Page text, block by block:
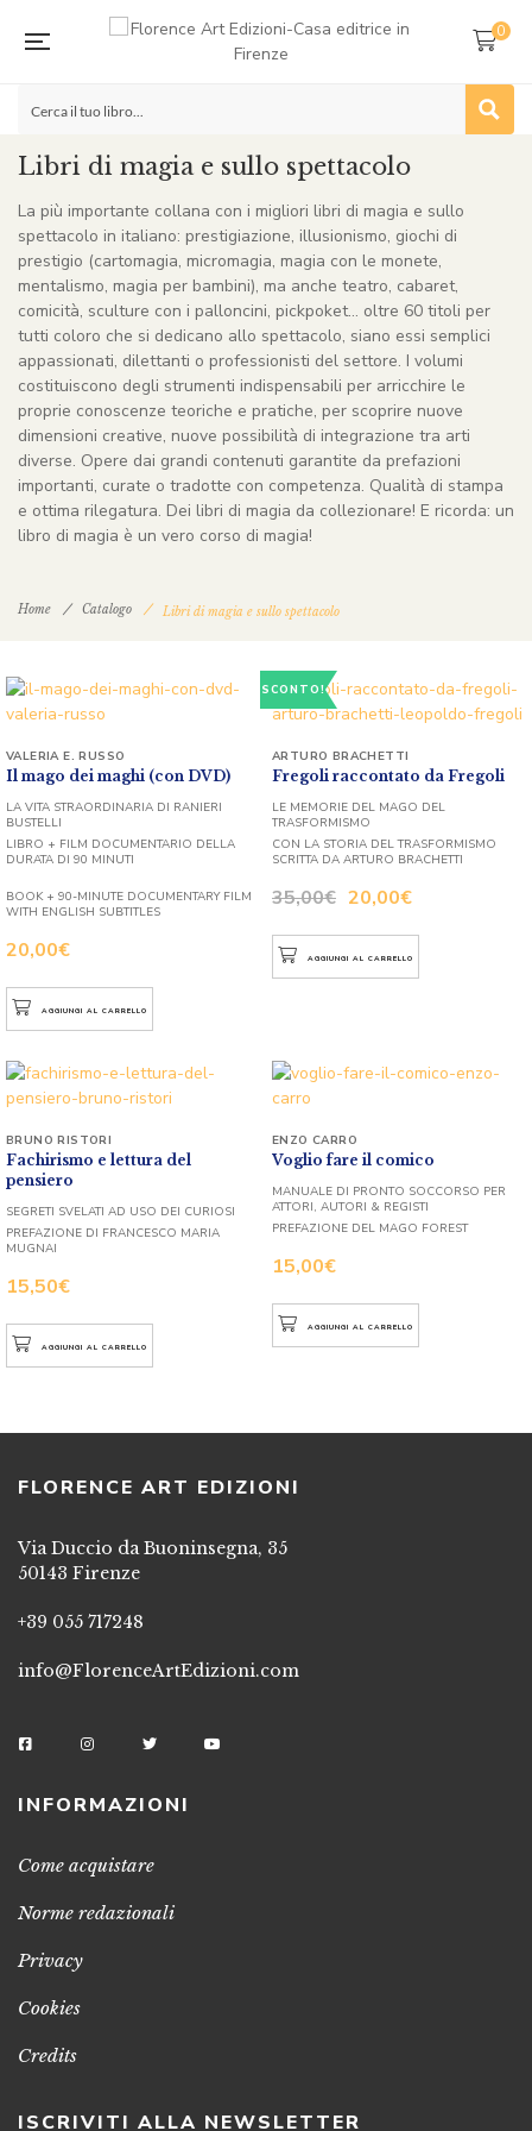
0
Libri di magia e sullo spettacolo
La più importante collana con i migliori libri di magia e sullo
spettacolo in italiano: prestigiazione, illusionismo, giochi di
prestigio (cartomagia, micromagia, magia con le monete,
mentalismo, magia per bambini), ma anche teatro, cabaret,
comicità, sculture con i palloncini, pickpoket… oltre 60 titoli per
tutti coloro che si dedicano allo spettacolo, siano essi semplici
appassionati, dilettanti o professionisti del settore. I volumi
costituiscono degli strumenti indispensabili per arricchire le
proprie conoscenze teoriche e pratiche, per scoprire nuove
dimensioni creative, nuove possibilità di integrazione tra arti
diverse. Opere dai grandi contenuti garantite da prefazioni
importanti, curate o tradotte con competenza. Qualità di stampa
e ottima rilegatura. Dei libri di magia da collezionare! E ricorda: un
libro di magia è un vero corso di magia!
Home Catalogo Libri di magia e sullo spettacolo
Il mago dei maghi (con DVD)
20,00€
VALERIA E. RUSSO
LA VITA STRAORDINARIA DI RANIERI
BUSTELLI
LIBRO + FILM DOCUMENTARIO DELLA
DURATA DI 90 MINUTI
BOOK + 90-MINUTE DOCUMENTARY FILM
WITH ENGLISH SUBTITLES
AGGIUNGI AL CARRELLO
SCONTO!
Fregoli raccontato da Fregoli
35,00€ 20,00€
ARTURO BRACHETTI
LE MEMORIE DEL MAGO DEL
TRASFORMISMO
CON LA STORIA DEL TRASFORMISMO
SCRITTA DA ARTURO BRACHETTI
AGGIUNGI AL CARRELLO
Fachirismo e lettura del
pensiero
15,50€
BRUNO RISTORI
SEGRETI SVELATI AD USO DEI CURIOSI
PREFAZIONE DI FRANCESCO MARIA
MUGNAI
AGGIUNGI AL CARRELLO
Voglio fare il comico
15,00€
ENZO CARRO
MANUALE DI PRONTO SOCCORSO PER
ATTORI, AUTORI & REGISTI
PREFAZIONE DEL MAGO FOREST
AGGIUNGI AL CARRELLO
FLORENCE ART EDIZIONI
Via Duccio da Buoninsegna, 35
50143 Firenze
+39 055 717248
info@FlorenceArtEdizioni.com
INFORMAZIONI
Come acquistare
Norme redazionali
Privacy
Cookies
Credits
ISCRIVITI ALLA NEWSLETTER